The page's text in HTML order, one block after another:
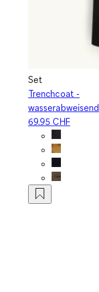
Set
Trenchcoat -
wasserabweisend
69.95 CHF